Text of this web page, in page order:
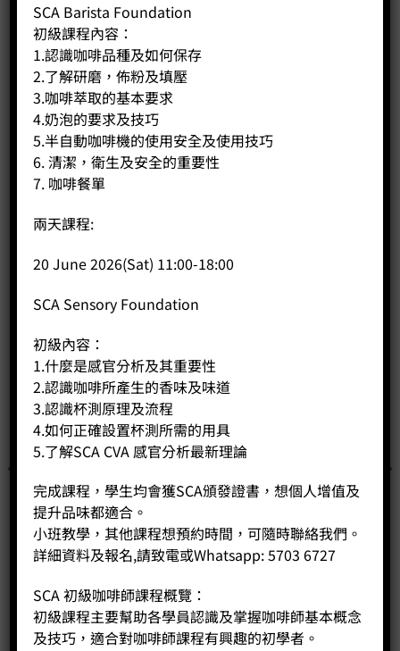
華氏或攝氏顯示實時水溫
• Allows user to set and hold water temperature for up to
one hour
可預設及維持水溫(誤差1度)
• Preset temperatures for the most popular hot beverages
• 1000 Watts
相關商品
聰明壼 （細）
Price: HK$280.00
SCA Barista Foundation
初級課程內容：
1.認識咖啡品種及如何保存
2.了解研磨，佈粉及填壓
3.咖啡萃取的基本要求
4.奶泡的要求及技巧
5.半自動咖啡機的使用安全及使用技巧
6. 清潔，衛生及安全的重要性
7. 咖啡餐單
兩天課程:
20 June 2026(Sat) 11:00-18:00
SCA Sensory Foundation
初級內容：
1.什麼是感官分析及其重要性
2.認識咖啡所產生的香味及味道
3.認識杯測原理及流程
4.如何正確設置杯測所需的用具
5.了解SCA CVA 感官分析最新理論
完成課程，學生均會獲SCA頒發證書，想個人增值及
提升品味都適合。
小班教學，其他課程想預約時間，可隨時聯絡我們。
詳細資料及報名,請致電或Whatsapp: 5703 6727
SCA 初級咖啡師課程概覽：
初級課程主要幫助各學員認識及掌握咖啡師基本概念
及技巧，適合對咖啡師課程有興趣的初學者。